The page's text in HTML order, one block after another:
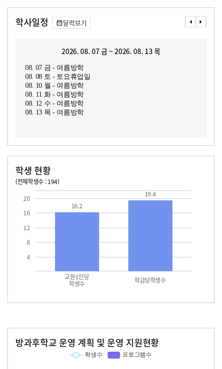
학사일정 달력보기
2026. 08. 07 금 ~ 2026. 08. 13 목
08. 07 금 - 여름방학
08. 08 토 - 토요휴업일
08. 10 월 - 여름방학
08. 11 화 - 여름방학
08. 12 수 - 여름방학
08. 13 목 - 여름방학
학생 현황
(전체학생수 : 194)
4
8
12
16
20
교원1인당
학생수 학급당학생수
16.2
19.4
방과후학교 운영 계획 및 운영 지원현황